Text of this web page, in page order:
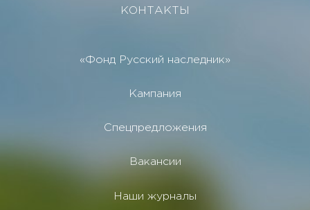
КОНТАКТЫ
«Фонд Русский наследник»
Кампания
Спецпредложения
Вакансии
Наши журналы